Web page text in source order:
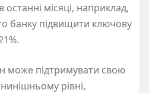
останні місяці, наприклад,
банку підвищити ключову
може підтримувати свою
рівні,